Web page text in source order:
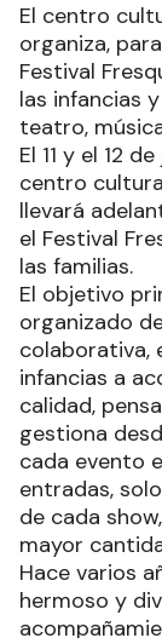
El centro
organiza,
Festival
las infancias
teatro,
El 11 y el 12
centro
llevará
el Festival
las familias.
El objetivo
organizado
colaborativa,
infancias a
calidad,
gestiona
cada evento
entradas,
de cada
mayor
Hace varios
hermoso y